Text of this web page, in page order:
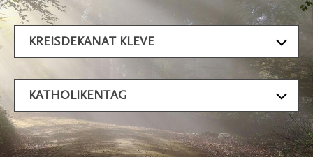
Artikel filtern
KREISDEKANAT KLEVE
KATHOLIKENTAG